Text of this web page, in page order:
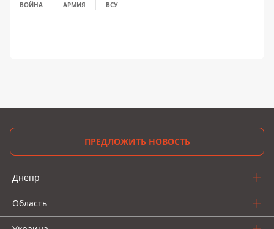
ВОЙНА АРМИЯ ВСУ
ПРЕДЛОЖИТЬ НОВОСТЬ
Днепр
Область